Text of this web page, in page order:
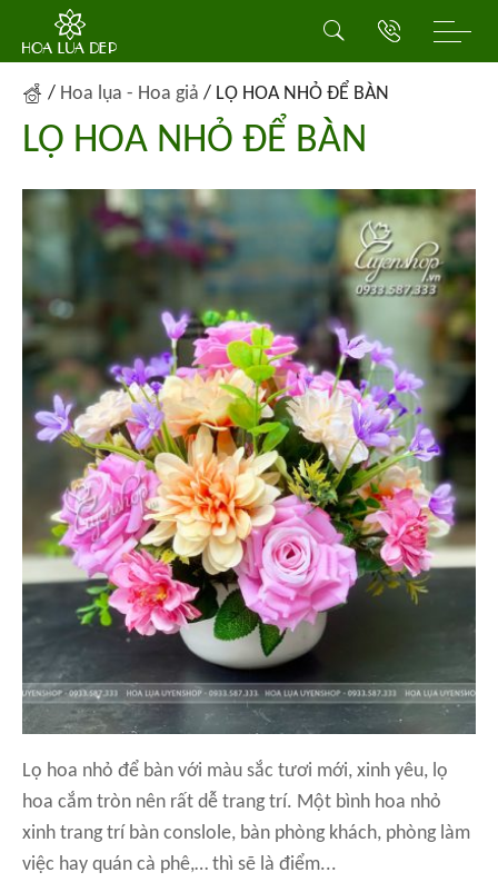
/ Hoa lụa - Hoa giả / LỌ HOA NHỎ ĐỂ BÀN
LỌ HOA NHỎ ĐỂ BÀN
Lọ hoa nhỏ để bàn với màu sắc tươi mới, xinh yêu, lọ
hoa cắm tròn nên rất dễ trang trí. Một bình hoa nhỏ
xinh trang trí bàn conslole, bàn phòng khách, phòng làm
việc hay quán cà phê,… thì sẽ là điểm...